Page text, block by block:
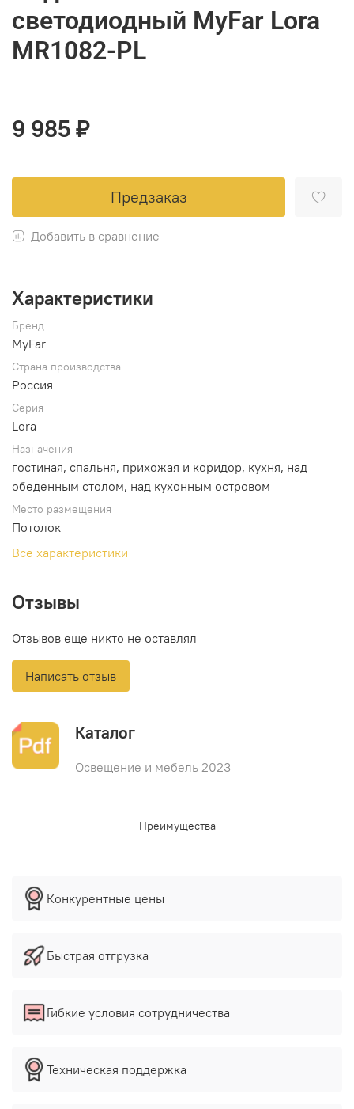
светодиодный MyFar Lora
MR1082-PL
9 985 ₽
Предзаказ
Добавить в сравнение
Характеристики
Бренд
MyFar
Страна производства
Россия
Серия
Lora
Назначения
гостиная, спальня, прихожая и коридор, кухня, над
обеденным столом, над кухонным островом
Место размещения
Потолок
Все характеристики
Отзывы
Отзывов еще никто не оставлял
Написать отзыв
Каталог
Освещение и мебель 2023
Преимущества
Конкурентные цены
Быстрая отгрузка
Гибкие условия сотрудничества
Техническая поддержка